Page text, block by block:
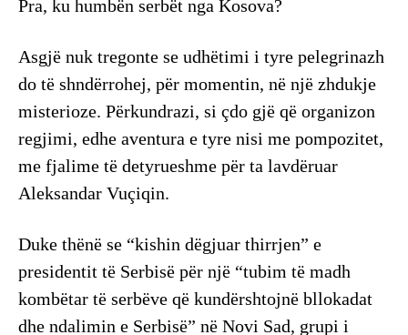
Pra, ku humbën serbët nga Kosova?
Asgjë nuk tregonte se udhëtimi i tyre pelegrinazh
do të shndërrohej, për momentin, në një zhdukje
misterioze. Përkundrazi, si çdo gjë që organizon
regjimi, edhe aventura e tyre nisi me pompozitet,
me fjalime të detyrueshme për ta lavdëruar
Aleksandar Vuçiqin.
Duke thënë se “kishin dëgjuar thirrjen” e
presidentit të Serbisë për një “tubim të madh
kombëtar të serbëve që kundërshtojnë bllokadat
dhe ndalimin e Serbisë” në Novi Sad, grupi i